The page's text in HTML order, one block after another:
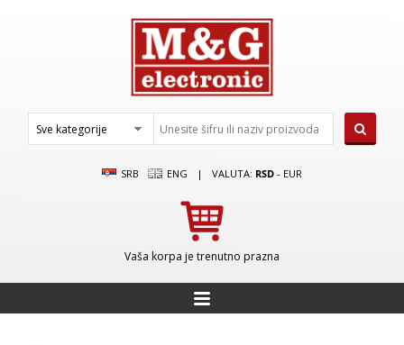
SRB ENG | VALUTA: RSD - EUR
Vaša korpa je trenutno prazna